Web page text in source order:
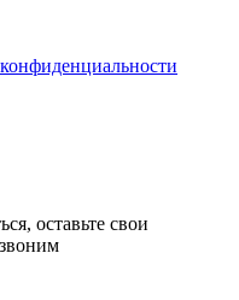
оставьте свои